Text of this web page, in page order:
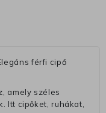
férfi cipő
amely széles
Itt cipőket, ruhákat,